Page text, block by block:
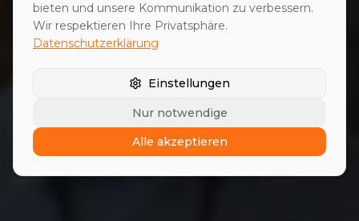
AUTOMOBILINDUSTRIE
Mehr qualifizierte Leads in der
bieten und unsere Kommunikation zu verbessern.
Wir respektieren Ihre Privatsphäre.
Datenschutzerklärung
Einstellungen
Nur notwendige
Alle akzeptieren